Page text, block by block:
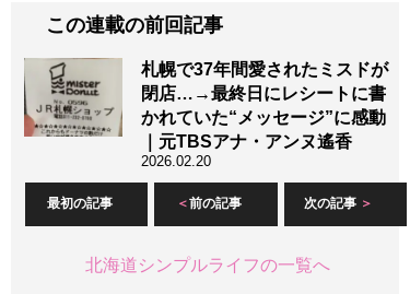
この連載の前回記事
札幌で37年間愛されたミスドが
閉店…→最終日にレシートに書
かれていた“メッセージ”に感動
｜元TBSアナ・アンヌ遙香
2026.02.20
最初の記事 前の記事 次の記事
北海道シンプルライフの一覧へ